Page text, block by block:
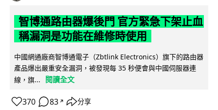
智博通路由器爆後門 官方緊急下架止血
稱漏洞是功能在維修時使用
中國網通廠商智博通電子（Zbtlink Electronics）旗下的路由器
產品爆出嚴重安全漏洞，被發現每 35 秒便會與中國伺服器連
線，旗...
閱讀全文
370 83 ↗ 分享